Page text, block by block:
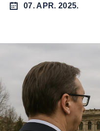
07. APR. 2025.